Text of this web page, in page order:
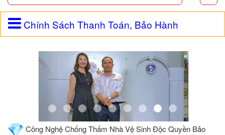
Chính Sách Thanh Toán, Bảo Hành
Công Nghệ Chống Thấm Nhà Vệ Sinh Độc Quyền Bảo